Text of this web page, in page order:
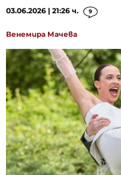
03.06.2026 | 21:26 ч. 9
Венемира Мачева